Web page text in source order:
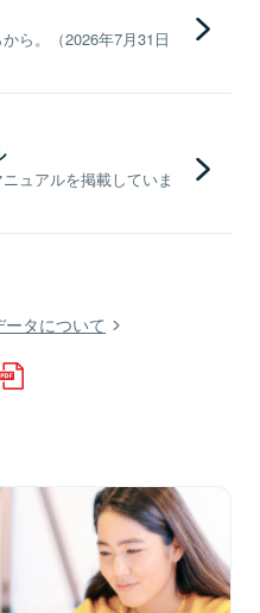
ら。（2026年7月31日
ュアルを掲載していま
タについて